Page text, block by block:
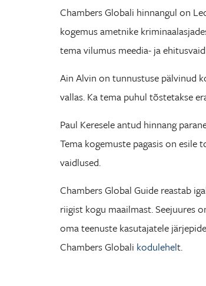
Chambers Globali hinnangul on
kogemus ametnike
tema vilumus meedia- ja
Ain Alvin on tunnustuse pälvinud
vallas. Ka tema puhul tõstetakse
Paul Keresele antud hinnang
Tema kogemuste pagasis on
vaidlused.
Chambers Global Guide reastab
riigist kogu maailmast. Seejuures
oma teenuste kasutajatele
Chambers Globali kodulehelt.